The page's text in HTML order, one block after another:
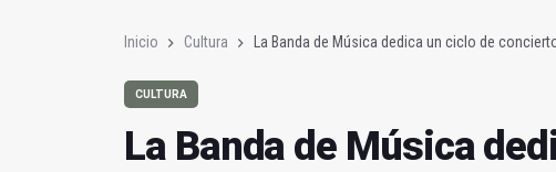
Inicio Cultura La Banda de Música dedica un ciclo de
CULTURA
La Banda de Música